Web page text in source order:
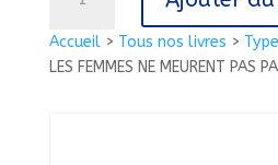
Accueil> Tous nos livres >
LES FEMMES NE MEURENT PAS
LES
FEMMES